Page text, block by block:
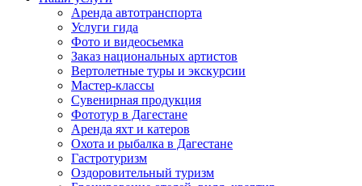
Аренда автотранспорта
Услуги гида
Фото и видеосьемка
Заказ национальных артистов
Вертолетные туры и экскурсии
Мастер-классы
Сувенирная продукция
Фототур в Дагестане
Аренда яхт и катеров
Охота и рыбалка в Дагестане
Гастротуризм
Оздоровительный туризм